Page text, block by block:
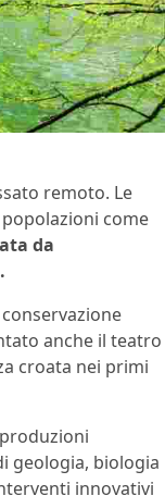
remoto. Le
come
da
anche il teatro
croata nei primi
geologia, biologia
innovativi